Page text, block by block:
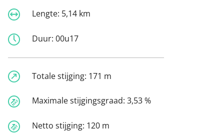
Lengte: 5,14 km
Duur: 00u17
Totale stijging: 171 m
Maximale stijgingsgraad: 3,53 %
Netto stijging: 120 m